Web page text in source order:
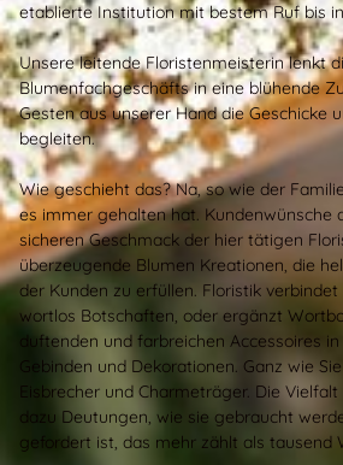
etablierte Institution mit bestem Ruf bis
Unsere leitende Floristenmeisterin lenkt
Blumenfachgeschäfts in eine blühende
Gesten aus unserer Hand die Geschicke
begleiten.
Wie geschieht das? Na, so wie der
es immer gehalten hat. Kundenwünsche
sicheren Geschmack der hier tätigen
überzeugende Blumen Kreationen, die
der Kunden zu erfüllen. Floristik
wortlos Botschaften, oder ergänzt
duftenden und farbreichen Accessoires
Gebinden und Dekorationen. Ganz wie
Eisbrecher und Charmeträger. Die
dazu Deutungen, wie sie gebraucht
gefordert ist, das mehr zählt als tausend